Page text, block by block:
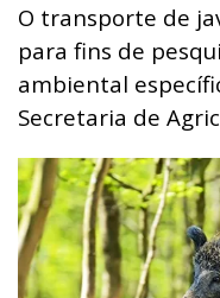
O transporte de
para fins de
ambiental
Secretaria de